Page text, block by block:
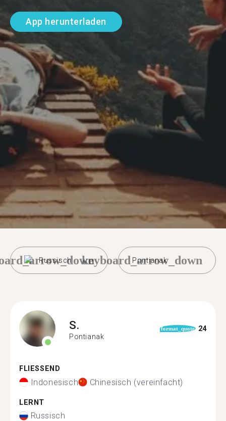
App herunterladen
Russisch Pontianak
keyboard_arrow_down
S.
Pontianak
format_quote 24
FLIESSEND
Indonesisch Chinesisch (vereinfacht)
LERNT
Russisch